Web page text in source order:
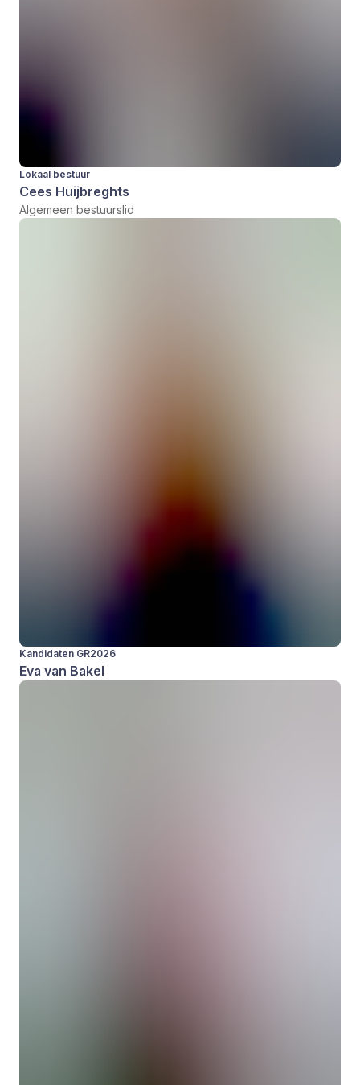
Lokaal bestuur
Cees Huijbreghts
Algemeen bestuurslid
Kandidaten GR2026
Eva van Bakel